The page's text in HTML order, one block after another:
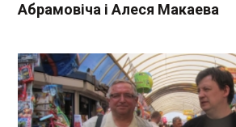
Абрамовіча і Алеся Макаева